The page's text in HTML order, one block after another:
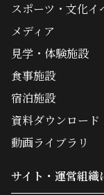
スポーツ・文化イ
メディア
見学・体験施設
食事施設
宿泊施設
資料ダウンロード
動画ライブラリ
サイト・運営組織